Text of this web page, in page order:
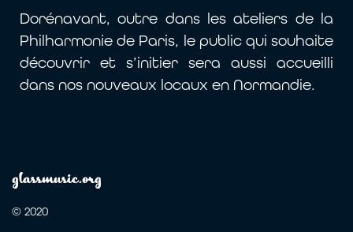
Dorénavant, outre dans les ateliers de la
Philharmonie de Paris, le public qui souhaite
découvrir et s’initier sera aussi accueilli
dans nos nouveaux locaux en Normandie.
glassmusic.org
© 2020